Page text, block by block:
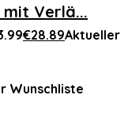
mit Verlä...
€28.89Aktueller
Wunschliste